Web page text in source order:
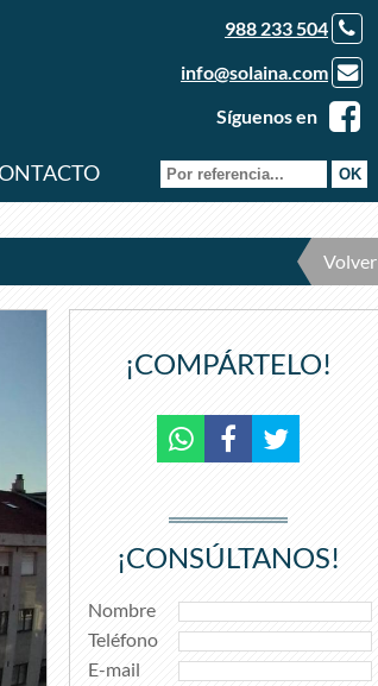
988 233 504
info@solaina.com
Síguenos en
Volver
¡COMPÁRTELO!
¡CONSÚLTANOS!
Nombre
Teléfono
E-mail